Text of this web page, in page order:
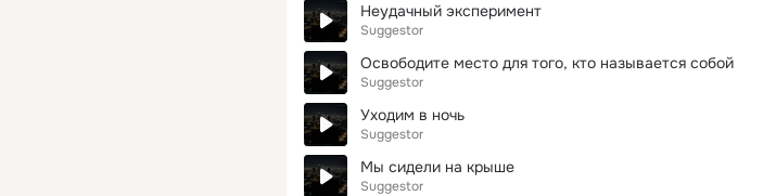
Неудачный эксперимент
Suggestor
Освободите место для того, кто называется собой
Suggestor
Уходим в ночь
Suggestor
Мы сидели на крыше
Suggestor